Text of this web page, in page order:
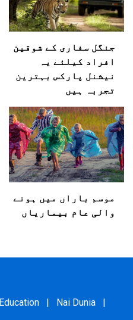
جنگل سفاری کے شوقین
افراد کیلئے یہ
نیشنل پارکس بہترین
تجربہ ہیں
موسم باراں میں ہونے
والی عام بیماریاں
Education Nai Dunia